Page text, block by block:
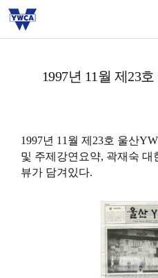
1997년 11월 제23
1997년 11월 제23호 울산
및 주제강연요약, 곽재숙 대
뷰가 담겨있다.